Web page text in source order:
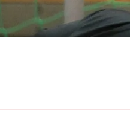
Zum
springen